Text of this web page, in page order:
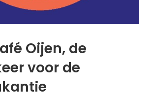
Oijen, de
voor de